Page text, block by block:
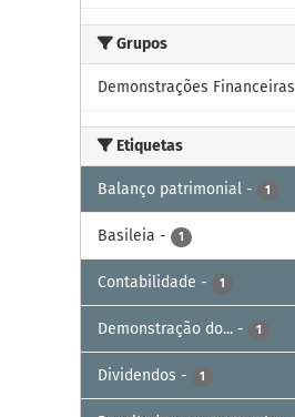
Grupos
Demonstrações Financeiras
Etiquetas
Balanço patrimonial - 1
Basileia - 1
Contabilidade - 1
Demonstração do... - 1
Dividendos - 1